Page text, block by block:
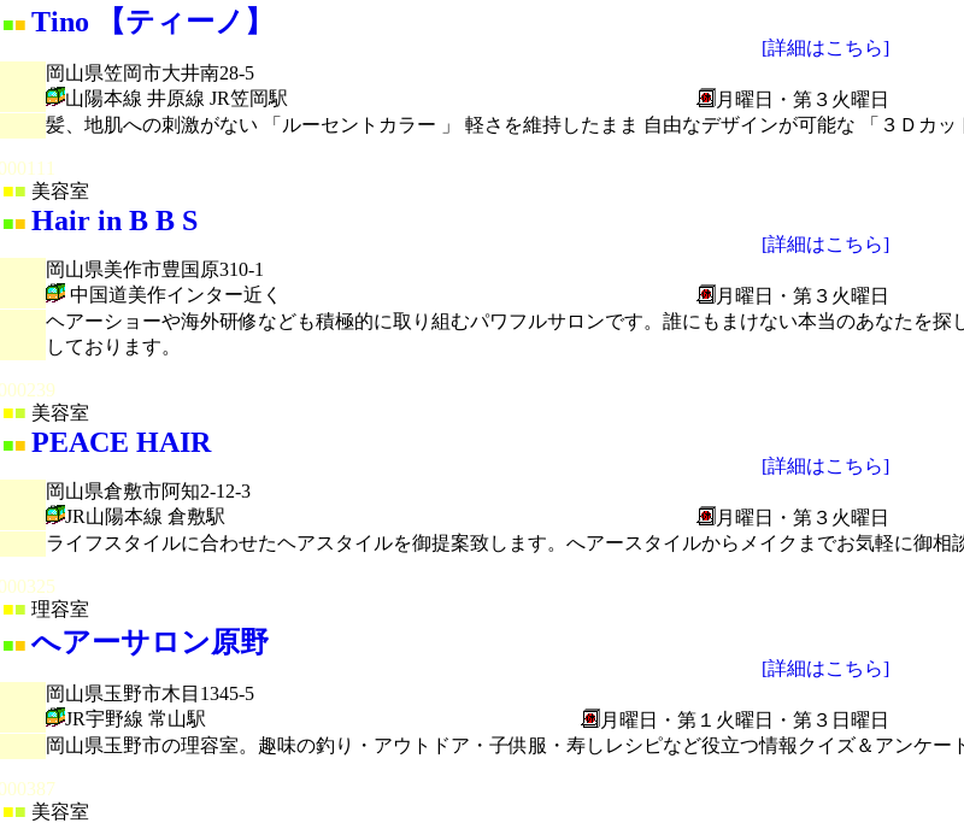
■■ Tino 【ティーノ】
[詳細はこちら]
岡山県笠岡市大井南28-5
山陽本線 井原線 JR笠岡駅
月曜日・第３火曜日
髪、地肌への刺激がない 「ルーセントカラー 」 軽さを維持したまま 自由なデザインが可能な 「３Ｄカッ
■ 美容室
■■ Hair in B B S
[詳細はこちら]
岡山県美作市豊国原310-1
中国道美作インター近く
月曜日・第３火曜日
ヘアーショーや海外研修なども積極的に取り組むパワフルサロンです。誰にもまけない本当のあなたを
しております。
■ 美容室
■■ PEACE HAIR
[詳細はこちら]
岡山県倉敷市阿知2-12-3
JR山陽本線 倉敷駅
月曜日・第３火曜日
ライフスタイルに合わせたヘアスタイルを御提案致します。へアースタイルからメイクまでお気軽に御相
■ 理容室
■■ へアーサロン原野
[詳細はこちら]
岡山県玉野市木目1345-5
JR宇野線 常山駅
月曜日・第１火曜日・第３日曜日
岡山県玉野市の理容室。趣味の釣り・アウトドア・子供服・寿しレシピなど役立つ情報クイズ＆アンケー
■ 美容室